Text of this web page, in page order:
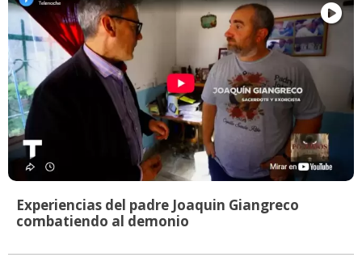
Experiencias del padre Joaquin Giangreco
combatiendo al demonio